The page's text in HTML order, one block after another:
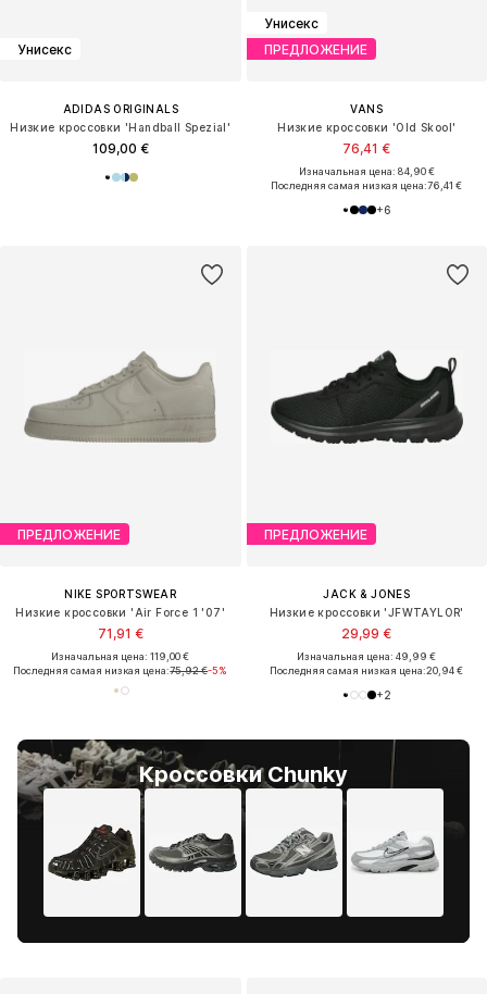
Унисекс
ADIDAS ORIGINALS
Низкие кроссовки 'Handball Spezial'
109,00 €
Унисекс
ПРЕДЛОЖЕНИЕ
VANS
Низкие кроссовки 'Old Skool'
76,41 €
Изначальная цена: 84,90 €
Последняя самая низкая цена:76,41 €
+6
ПРЕДЛОЖЕНИЕ
NIKE SPORTSWEAR
Низкие кроссовки 'Air Force 1 '07'
71,91 €
Изначальная цена: 119,00 €
Последняя самая низкая цена:75,92 €-5%
Кроссовки Chunky
ПРЕДЛОЖЕНИЕ
JACK & JONES
Низкие кроссовки 'JFWTAYLOR'
29,99 €
Изначальная цена: 49,99 €
Последняя самая низкая цена:20,94 €
+2